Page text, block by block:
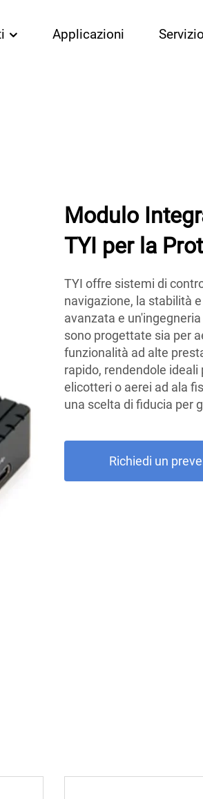
Applicazioni Servizio
Modulo
TYI per la
TYI offre sistemi di
navigazione, la stabilità
avanzata e
sono progettate sia per
funzionalità ad alte
rapido, rendendole ideali
elicotteri o aerei ad ala
una scelta di fiducia per
Richiedi un